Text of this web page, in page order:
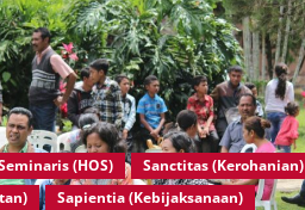
(HOS)
Sanctitas (Kerohanian)
Sapientia (Kebijaksanaan)